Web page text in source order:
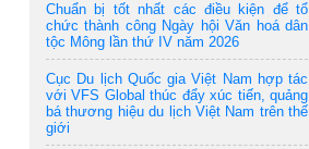
Chuẩn bị tốt nhất các điều kiện để tổ
chức thành công Ngày hội Văn hoá dân
tộc Mông lần thứ IV năm 2026
Cục Du lịch Quốc gia Việt Nam hợp tác
với VFS Global thúc đẩy xúc tiến, quảng
bá thương hiệu du lịch Việt Nam trên thế
giới